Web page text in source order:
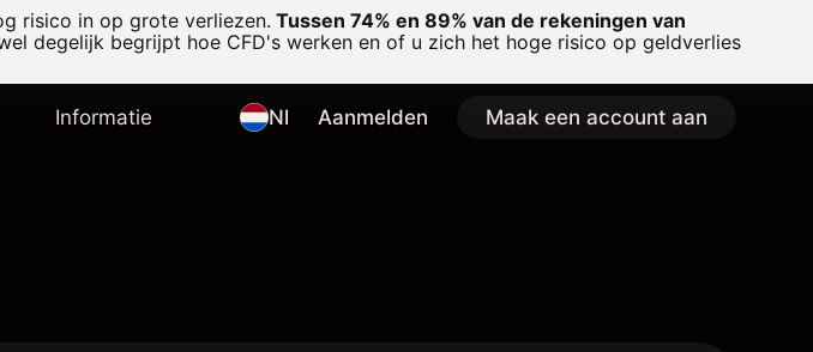
risico in op grote verliezen. Tussen 74% en 89% van de rekeningen van
degelijk begrijpt hoe CFD's werken en of u zich het hoge risico op geldverlies
Informatie Nl Aanmelden Maak een account aan